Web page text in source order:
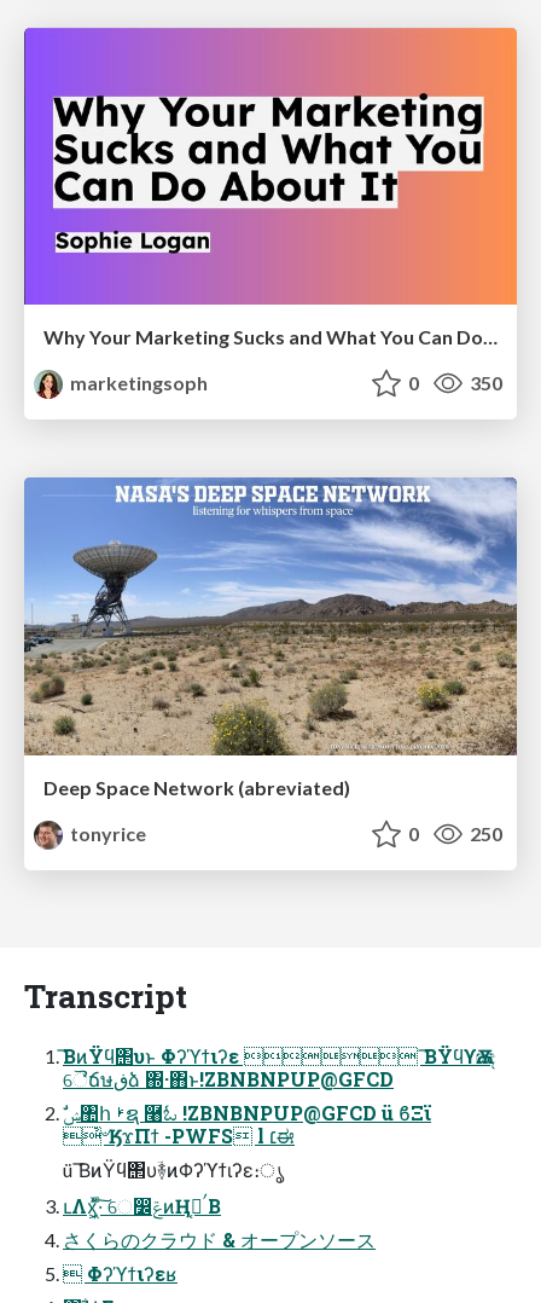
Why Your Marketing Sucks and What You Can Do About It - Sophie Logan
marketingsoph
0 350
Deep Space Network (abreviated)
tonyrice
0 250
Transcript
͘͞ΒͷΫϥ΢υͱ Φʔϓϯιʔε  ͘͞ΒΫϥϒѪඤ
ୈ̒ճษڧձ ΍·΋ͱ!ZBNBNPUP@GFCD
҆৺ӃϫΠϯ -PWFS l ׆ಈ
ü ͘͞ΒͷΫϥ΢υؔ࿈ͷΦʔϓϯιʔε։ൃ
ւΛӽ͖͑ͯ·ͨ͠ େ෼ݝͷӉࠤࢢ͔Β
さくらのクラウド & オープンソース
 Φʔϓϯιʔεʁ